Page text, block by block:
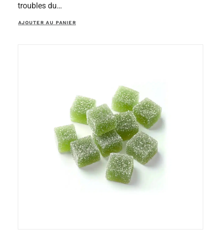
troubles du…
AJOUTER AU PANIER